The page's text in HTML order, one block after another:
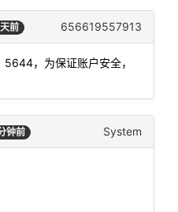
前 656619557913
5644，为保证账户安全，
钟前 System